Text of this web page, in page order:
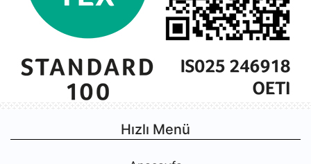
Hızlı Menü